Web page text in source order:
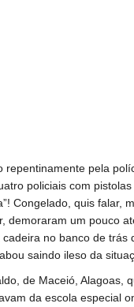
pela
policiais com
Congelado, quis falar,
demoraram um pouco
no banco de trás
saindo ileso da
de Maceió, Alagoas,
da escola especial